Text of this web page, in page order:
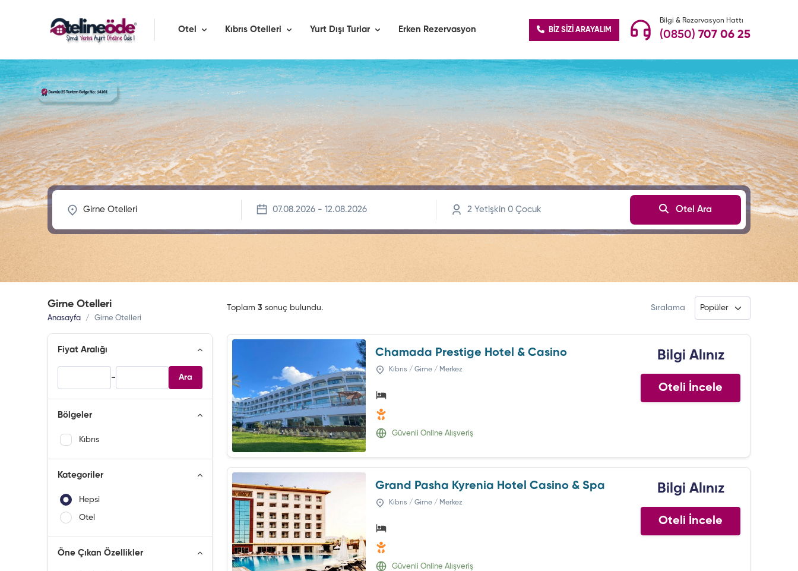
Otel Kıbrıs Otelleri Yurt Dışı Turlar Erken Rezervasyon BİZ SİZİ ARAYALIM
Bilgi & Rezervasyon Hattı
(0850) 707 06 25
2 Yetişkin 0Çocuk Otel Ara
Girne Otelleri
Anasayfa Girne Otelleri
Fiyat Aralığı
- Ara
Bölgeler
Kıbrıs
Kategoriler
Hepsi
Otel
Öne Çıkan Özellikler
Toplam 3 sonuç bulundu. Sıralama
Chamada Prestige Hotel & Casino
Kıbrıs / Girne / Merkez
Güvenli Online Alışveriş
Bilgi Alınız
Oteli İncele
Grand Pasha Kyrenia Hotel Casino & Spa
Kıbrıs / Girne / Merkez
Güvenli Online Alışveriş
Bilgi Alınız
Oteli İncele